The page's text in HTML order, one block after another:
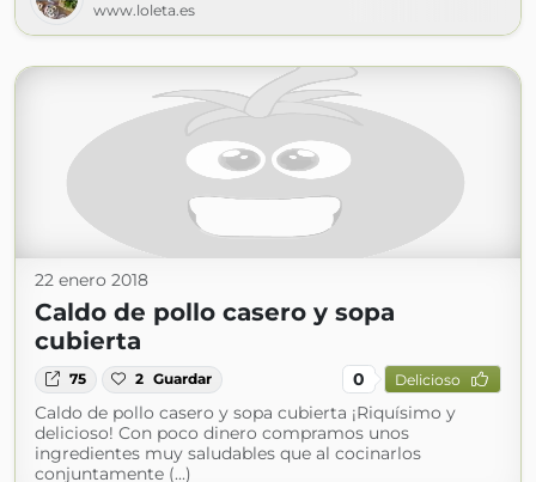
www.loleta.es
22 enero 2018
Caldo de pollo casero y sopa
cubierta
75 2 Guardar 0 Delicioso
Caldo de pollo casero y sopa cubierta ¡Riquísimo y
delicioso! Con poco dinero compramos unos
ingredientes muy saludables que al cocinarlos
conjuntamente (...)